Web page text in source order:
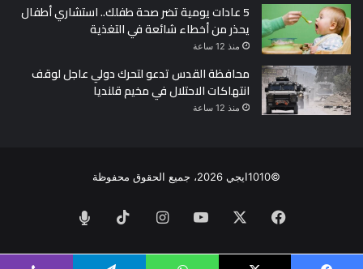
5 عادات يومية تضر صحة طفلك.. استشاري أطفال
يحذر من أخطاء شائعة في التغذية
منذ 12 ساعة
محافظة القدس تدعو لتحرك دولي عاجل لوقف
انتهاكات الاحتلال في مخيم قلنديا
منذ 12 ساعة
©1010ايجي 2026، جميع الحقوق محفوظة
فيسبوك ‫YouTubeانستقرام ‫TikTokالراديو